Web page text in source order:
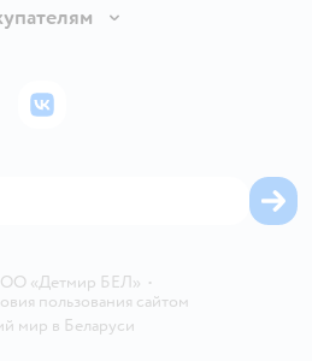
продажи
файлов cookie
Вакансии
карты
«Детмир БЕЛ» •
пользования сайтом
мир в Беларуси
ВКонтакте